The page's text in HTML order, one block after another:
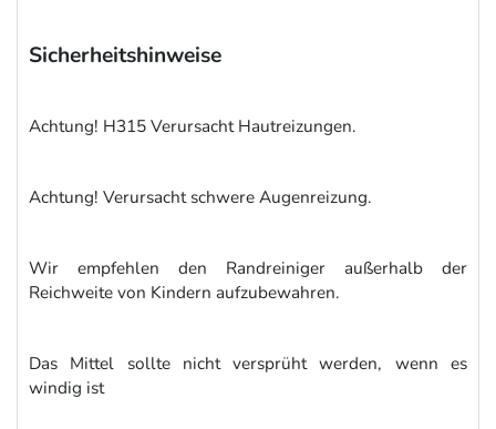
Sicherheitshinweise
Achtung! H315 Verursacht Hautreizungen.
Achtung! Verursacht schwere Augenreizung.
Wir empfehlen den Randreiniger außerhalb der
Reichweite von Kindern aufzubewahren.
Das Mittel sollte nicht versprüht werden, wenn es
windig ist